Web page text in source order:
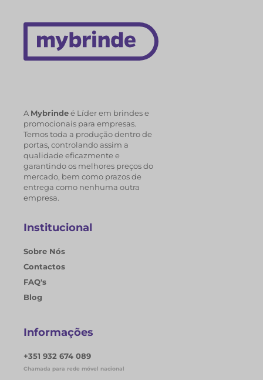
A Mybrindeé Líder em brindes e
promocionais para empresas.
Temos toda a produção dentro de
portas, controlando assim a
qualidade eficazmente e
garantindo os melhores preços do
mercado, bem como prazos de
entrega como nenhuma outra
empresa.
Institucional
Sobre Nós
Contactos
FAQ's
Blog
Informações
+351 932 674 089
Chamada para rede móvel nacional